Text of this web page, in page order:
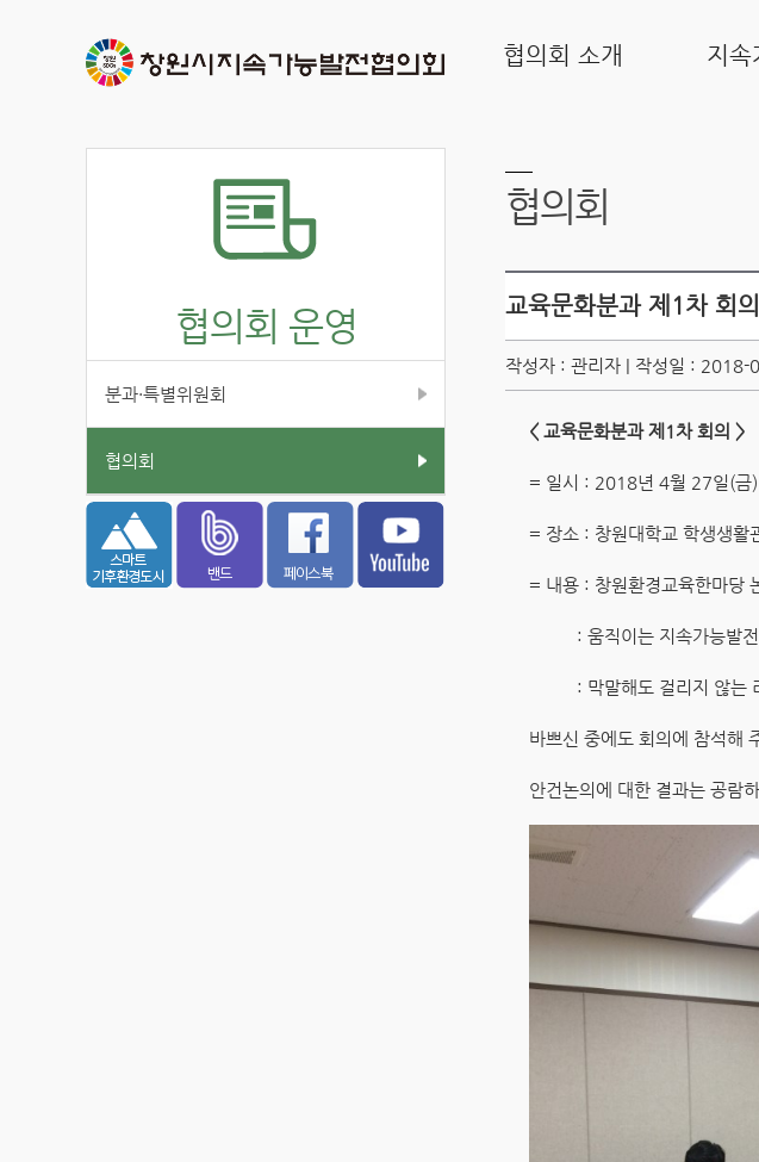
협의회 소개 지속
협의회 운영
분과·특별위원회
협의회
협의회
교육문화분과 제1차 회
작성자 : 관리자 | 작성일 : 2018-
< 교육문화분과 제1차 회의 >
= 일시 : 2018년 4월 27일(금
= 장소 : 창원대학교 학생생활
= 내용 : 창원환경교육한마당
: 움직이는 지속가능발전
: 막말해도 걸리지 않는 리
바쁘신 중에도 회의에 참석해
안건논의에 대한 결과는 공람